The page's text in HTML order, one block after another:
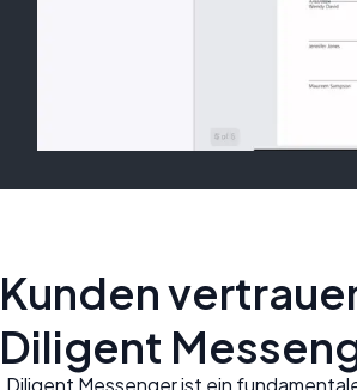
Kunden
Diligent
„Diligent Messenger ist ein